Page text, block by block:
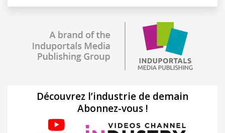
Découvrez l’industrie de demain
Abonnez-vous !